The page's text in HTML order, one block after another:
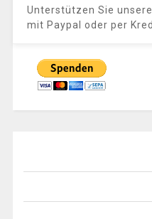
Unterstützen Sie
mit Paypal oder per